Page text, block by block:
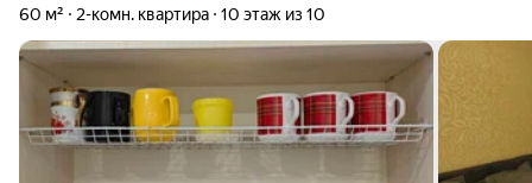
60 м² 2-комн. квартира 10 этаж из 10